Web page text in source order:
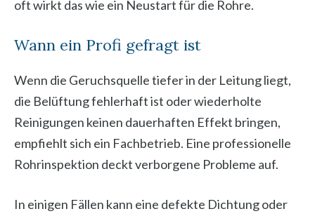
oft wirkt das wie ein Neustart für die Rohre.
Wann ein Profi gefragt ist
Wenn die Geruchsquelle tiefer in der Leitung liegt,
die Belüftung fehlerhaft ist oder wiederholte
Reinigungen keinen dauerhaften Effekt bringen,
empfiehlt sich ein Fachbetrieb. Eine professionelle
Rohrinspektion deckt verborgene Probleme auf.
In einigen Fällen kann eine defekte Dichtung oder